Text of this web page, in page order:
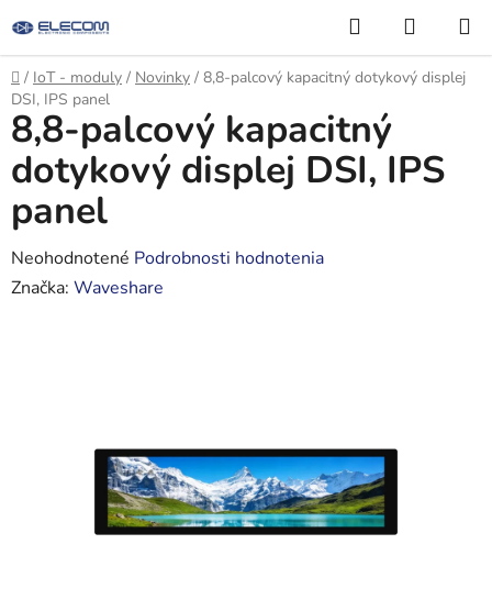
na
obsah
Hľadať
KOŠÍK
Domov
/ IoT - moduly / Novinky / 8,8-palcový kapacitný dotykový displej
DSI, IPS panel
8,8-palcový kapacitný
dotykový displej DSI, IPS
panel
Priemerné
hodnotenie
Neohodnotené Podrobnosti hodnotenia
Značka: Waveshare